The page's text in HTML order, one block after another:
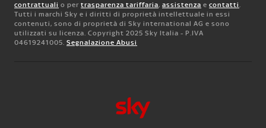
contrattuali o per trasparenza tariffaria, assistenza e contatti.
Tutti i marchi Sky e i diritti di proprietà intellettuale in essi
contenuti, sono di proprietà di Sky international AG e sono
utilizzati su licenza. Copyright 2025 Sky Italia - P.IVA
04619241005. Segnalazione Abusi